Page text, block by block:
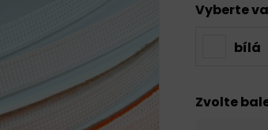
Vyberte
bílá
Zvolte